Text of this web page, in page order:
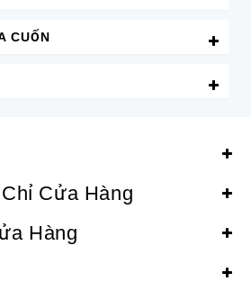
CUỐN
Cửa Hàng
Hàng